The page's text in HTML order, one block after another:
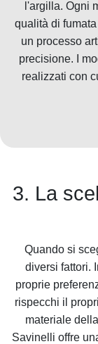
l'argilla. Ogni
qualità di
un processo
precisione. I
realizzati con
3. La
Quando si
diversi fattori.
proprie
rispecchi il
materiale
Savinelli offre